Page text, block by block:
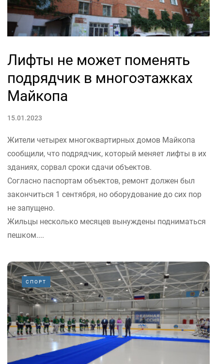
Лифты не может поменять
подрядчик в многоэтажках
Майкопа
15.01.2023
Жители четырех многоквартирных домов Майкопа
сообщили, что подрядчик, который меняет лифты в их
зданиях, сорвал сроки сдачи объектов.
Согласно паспортам объектов, ремонт должен был
закончиться 1 сентября, но оборудование до сих пор
не запущено.
Жильцы несколько месяцев вынуждены подниматься
пешком....
СПОРТ